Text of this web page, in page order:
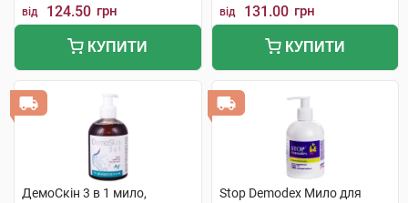
від 124.50 грн
КУПИТИ
від 131.00 грн
КУПИТИ
ДемоСкін 3 в 1 мило,
Stop Demodex Мило для